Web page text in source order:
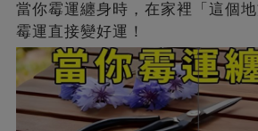
當你霉運纏身時，在家裡「這個地
霉運直接變好運！